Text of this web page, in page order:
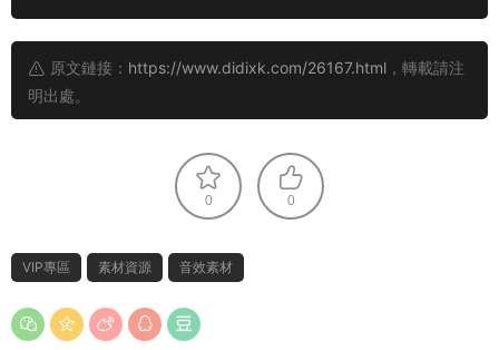
原文鏈接： https://www.didixk.com/26167.html ，轉載請注
明出處。
0 0
VIP專區 素材資源 音效素材